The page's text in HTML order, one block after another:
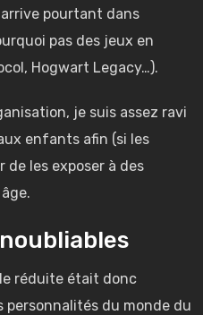
pourtant dans
pas des jeux en
Hogwart Legacy…).
je suis assez ravi
enfants afin (si les
de les exposer à des
réduite était donc
personnalités du monde du